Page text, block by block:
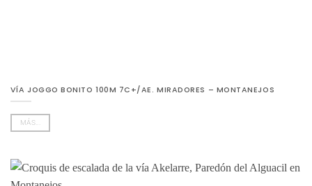
VÍA JOGGO BONITO 100M 7C+/AE. MIRADORES – MONTANEJOS
MÁS...